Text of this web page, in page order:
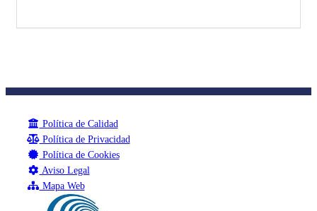
Política de Calidad
Política de Privacidad
Política de Cookies
Aviso Legal
Mapa Web